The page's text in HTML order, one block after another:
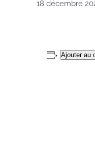
18 décembre
Ajouter au